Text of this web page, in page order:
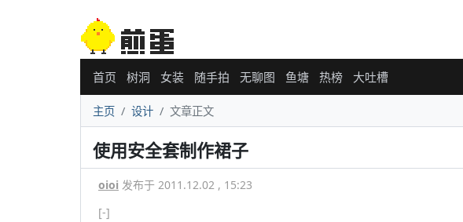
首页 树洞 女装 随手拍 无聊图 鱼塘 热榜 大吐槽
主页 设计 文章正文
使用安全套制作裙子
oioi 发布于 2011.12.02 , 15:23
[-]